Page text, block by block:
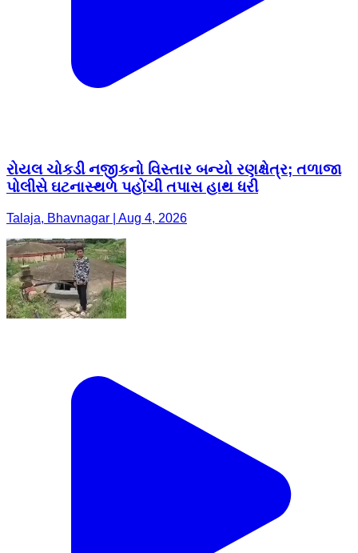
રોયલ ચોકડી નજીકનો વિસ્તાર બન્યો રણક્ષેત્ર; તળાજા
પોલીસે ઘટનાસ્થળે પહોંચી તપાસ હાથ ધરી
Talaja, Bhavnagar | Aug 4, 2026